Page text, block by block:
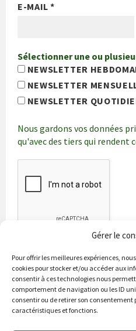
Gérer le
Pour offrir les meilleures expériences,
cookies pour stocker et/ou accéder aux
consentir à ces technologies nous
comportement de navigation ou les ID
consentir ou de retirer son
caractéristiques et fonctions.
E-MAIL*
Sélectionner une ou
NEWSLETTER
NEWSLETTER
NEWSLETTER
Nous gardons vos données
qu'avec des tiers qui rendent